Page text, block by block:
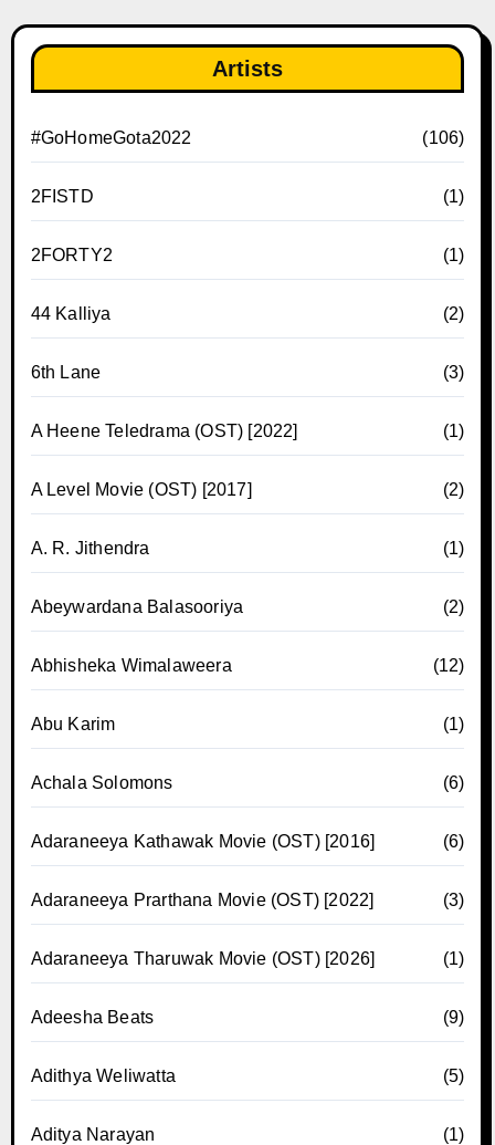
Artists
#GoHomeGota2022 (106)
2FISTD (1)
2FORTY2 (1)
44 Kalliya (2)
6th Lane (3)
A Heene Teledrama (OST) [2022] (1)
A Level Movie (OST) [2017] (2)
A. R. Jithendra (1)
Abeywardana Balasooriya (2)
Abhisheka Wimalaweera (12)
Abu Karim (1)
Achala Solomons (6)
Adaraneeya Kathawak Movie (OST) [2016] (6)
Adaraneeya Prarthana Movie (OST) [2022] (3)
Adaraneeya Tharuwak Movie (OST) [2026] (1)
Adeesha Beats (9)
Adithya Weliwatta (5)
Aditya Narayan (1)